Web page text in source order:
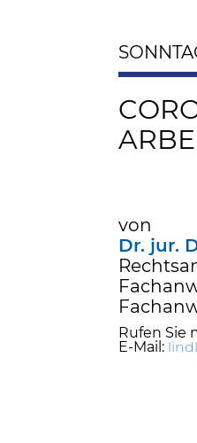
von
Dr. jur.
Rufen Sie
E-Mail: